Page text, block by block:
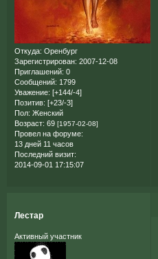
Откуда: Оренбург
Зарегистрирован: 2007-12-08
Приглашений: 0
Сообщений: 1799
Уважение: [+144/-4]
Позитив: [+23/-3]
Пол: Женский
Возраст: 69 [1957-02-08]
Провел на форуме:
13 дней 11 часов
Последний визит:
2014-09-01 17:15:07
Лестар
Активный участник